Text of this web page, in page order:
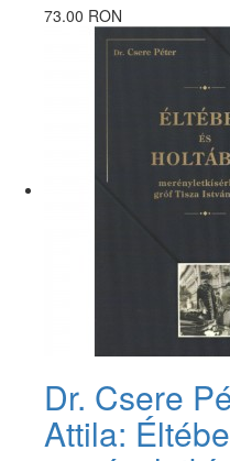
73.00 RON
Dr. Csere
Attila: